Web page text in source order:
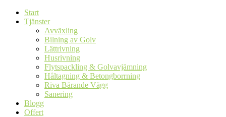
Start
Tjänster
Avväxling
Bilning av Golv
Lättrivning
Husrivning
Flytspackling & Golvavjämning
Håltagning & Betongborrning
Riva Bärande Vägg
Sanering
Blogg
Offert